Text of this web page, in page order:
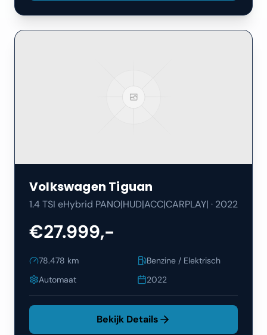
Volkswagen Tiguan
1.4 TSI eHybrid PANO|HUD|ACC|CARPLAY| · 2022
€27.999,-
78.478 km
Benzine / Elektrisch
Automaat
2022
Bekijk Details